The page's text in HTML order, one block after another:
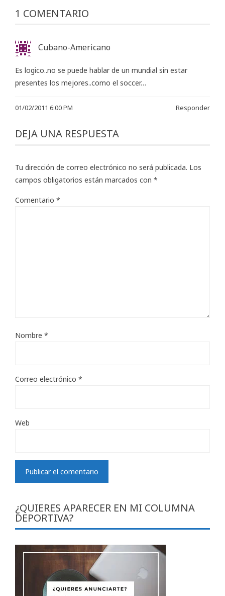
1 COMENTARIO
Cubano-Americano
Es logico..no se puede hablar de un mundial sin estar
presentes los mejores..como el soccer…
01/02/2011 6:00 PM Responder
DEJA UNA RESPUESTA
Tu dirección de correo electrónico no será publicada. Los
campos obligatorios están marcados con *
Comentario *
Nombre *
Correo electrónico *
Web
¿QUIERES APARECER EN MI COLUMNA
DEPORTIVA?